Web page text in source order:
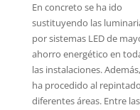
En concreto se ha ido
sustituyendo las
por sistemas LED de
ahorro energético en
las instalaciones.
ha procedido al
diferentes áreas. Entre